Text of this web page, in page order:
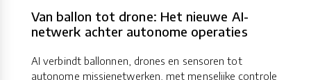
Van ballon tot drone: Het nieuwe AI-
netwerk achter autonome operaties
AI verbindt ballonnen, drones en sensoren tot
autonome missienetwerken, met menselijke controle